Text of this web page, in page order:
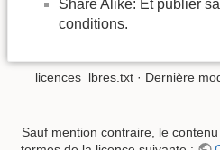
Share Alike: Et publier
conditions.
licences_lbres.txt · Dernière
Sauf mention contraire, le